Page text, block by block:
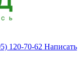
120-70-62 Написать